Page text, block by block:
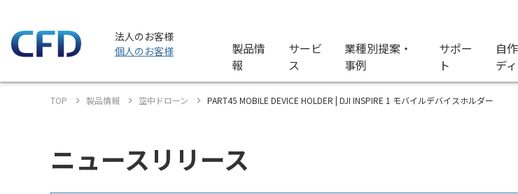
法人のお客様
個人のお客様
製品情
報
サービ
ス
業種別提案・
事例
サポー
ト
自
デ
TOP 製品情報 空中ドローン PART45 MOBILE DEVICE HOLDER | DJI INSPIRE 1 モバイルデバイスホルダー
ニュースリリース